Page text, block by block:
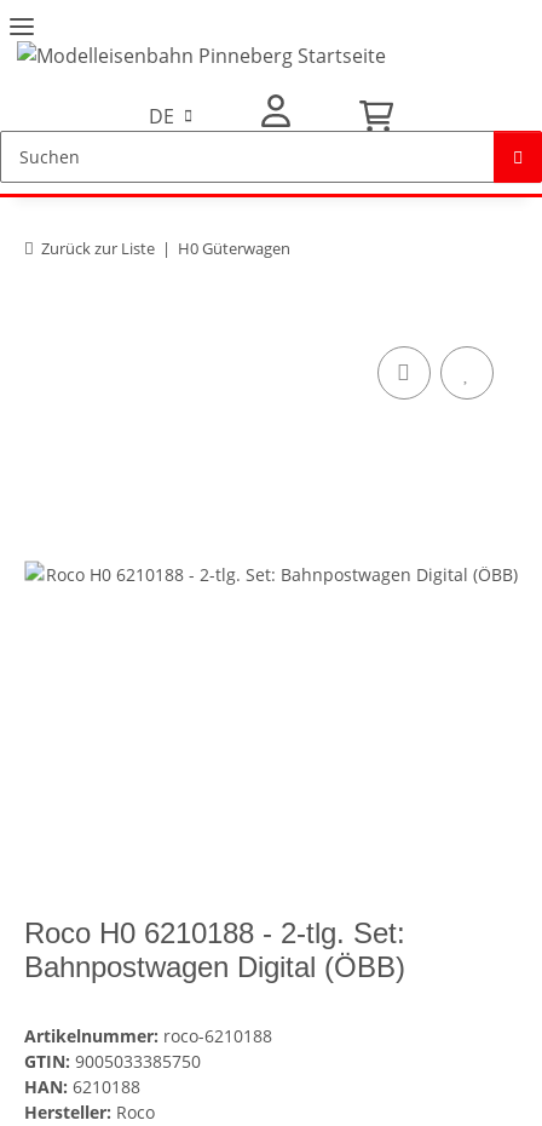
DE
Zurück zur Liste H0 Güterwagen
Roco H0 6210188 - 2-tlg. Set:
Bahnpostwagen Digital (ÖBB)
Artikelnummer: roco-6210188
GTIN: 9005033385750
HAN: 6210188
Hersteller: Roco